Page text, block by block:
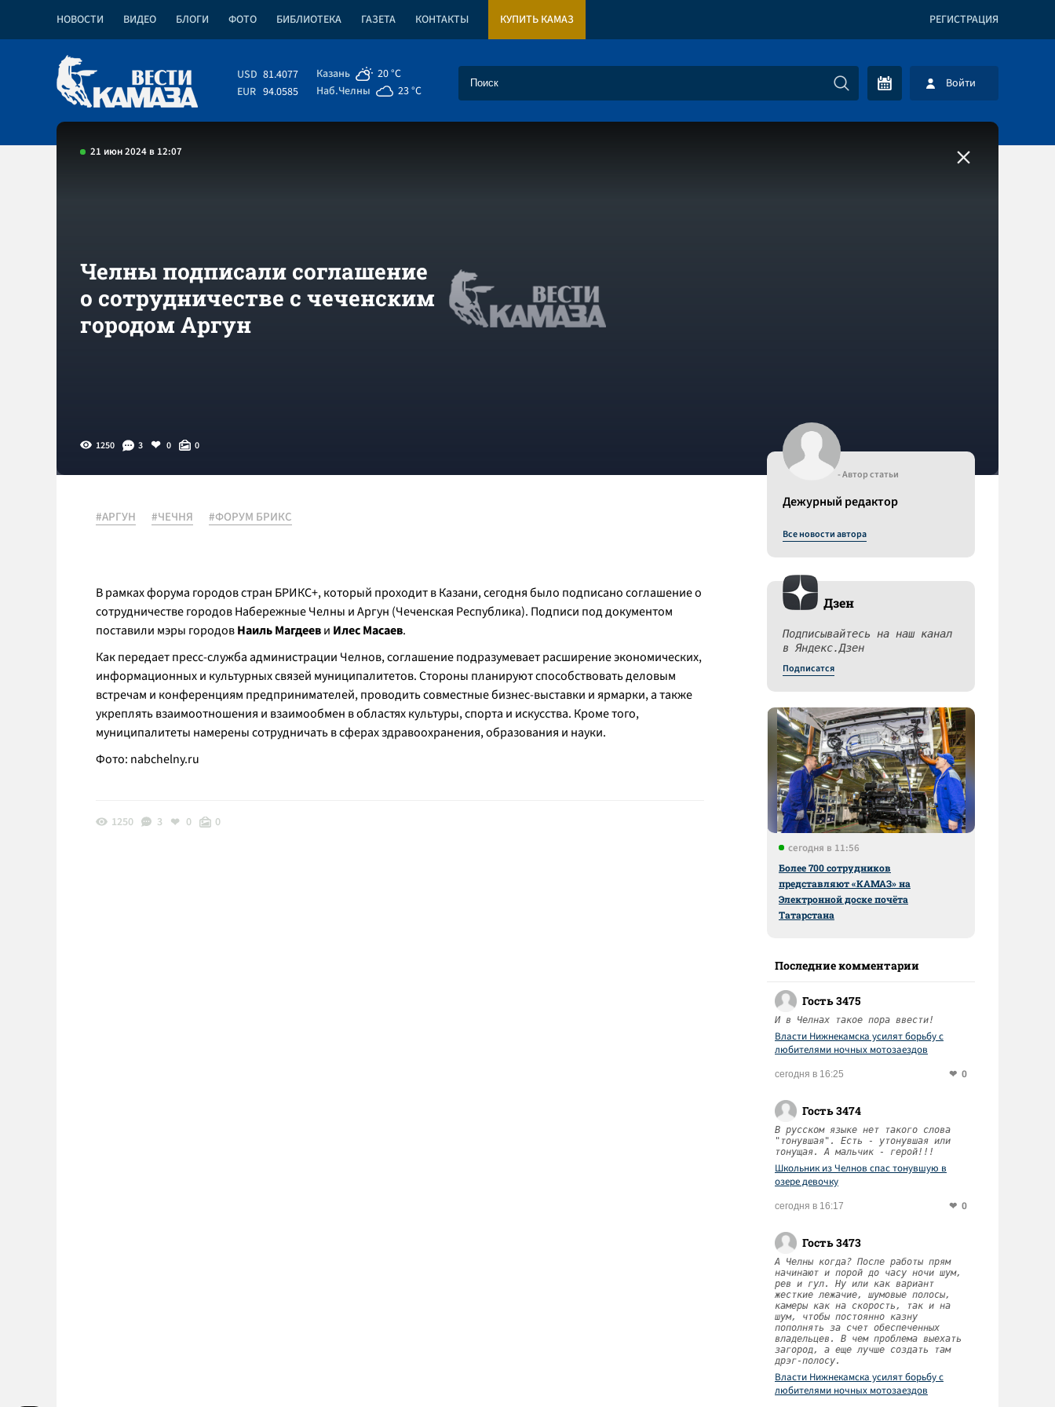
НОВОСТИ ВИДЕО БЛОГИ ФОТО БИБЛИОТЕКА ГАЗЕТА КОНТАКТЫ КУПИТЬ КАМАЗ РЕГИСТРАЦИЯ
USD 81.4077
EUR 94.0585
Казань
20 °C
Наб.Челны
23 °C Войти
21 июн 2024 в 12:07
Челны подписали соглашение
о сотрудничестве с чеченским
городом Аргун
1250 3 0 0
#АРГУН #ЧЕЧНЯ #ФОРУМ БРИКС
В рамках форума городов стран БРИКС+, который проходит в Казани, сегодня было подписано соглашение о
сотрудничестве городов Набережные Челны и Аргун (Чеченская Республика). Подписи под документом
поставили мэры городовНаиль Магдееви Илес Масаев.
Как передает пресс-служба администрации Челнов, соглашение подразумевает расширение экономических,
информационных и культурных связей муниципалитетов. Стороны планируют способствовать деловым
встречам и конференциям предпринимателей, проводить совместные бизнес-выставки и ярмарки, а также
укреплять взаимоотношения и взаимообмен в областях культуры, спорта и искусства. Кроме того,
муниципалитеты намерены сотрудничать в сферах здравоохранения, образования и науки.
Фото: nabchelny.ru
1250 3 0 0
- Автор статьи
Дежурный редактор
Все новости автора
Дзен
Подписывайтесь на наш канал
в Яндекс.Дзен
Подписатся
сегодня в 11:56
Более 700 сотрудников
представляют «КАМАЗ» на
Электронной доске почёта
Татарстана
Последние комментарии
Гость 3475
И в Челнах такое пора ввести!
Власти Нижнекамска усилят борьбу с
любителями ночных мотозаездов
сегодня в 16:25 0
Гость 3474
В русском языке нет такого слова
"тонувшая". Есть - утонувшая или
тонущая. А мальчик - герой!!!
Школьник из Челнов спас тонувшую в
озере девочку
сегодня в 16:17 0
Гость 3473
А Челны когда? После работы прям
начинают и порой до часу ночи шум,
рев и гул. Ну или как вариант
жесткие лежачие, шумовые полосы,
камеры как на скорость, так и на
шум, чтобы постоянно казну
пополнять за счет обеспеченных
владельцев. В чем проблема выехать
загород, а еще лучше создать там
дрэг-полосу.
Власти Нижнекамска усилят борьбу с
любителями ночных мотозаездов